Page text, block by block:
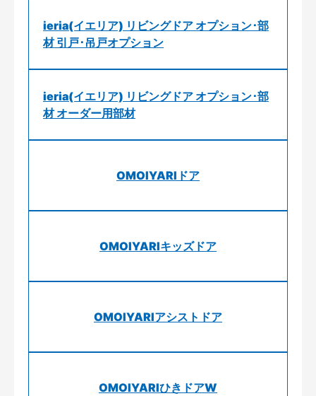
ieria(イエリア) リビングドア オプション･部
材 引戸･吊戸オプション
ieria(イエリア) リビングドア オプション･部
材 オーダー用部材
OMOIYARIドア
OMOIYARIキッズドア
OMOIYARIアシストドア
OMOIYARIひきドアW